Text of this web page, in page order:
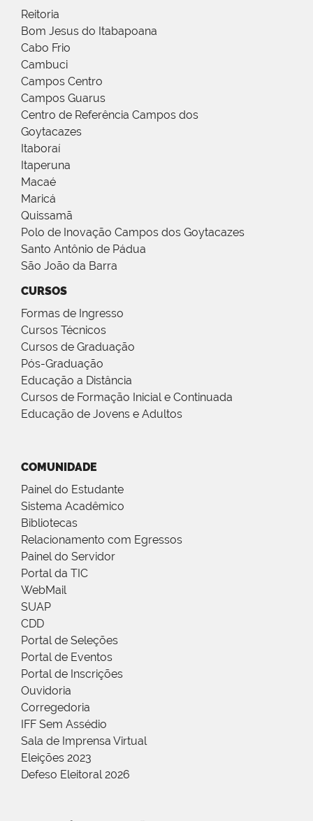
Reitoria
Bom Jesus do Itabapoana
Cabo Frio
Cambuci
Campos Centro
Campos Guarus
Centro de Referência Campos dos
Goytacazes
Itaboraí
Itaperuna
Macaé
Maricá
Quissamã
Polo de Inovação Campos dos Goytacazes
Santo Antônio de Pádua
São João da Barra
CURSOS
Formas de Ingresso
Cursos Técnicos
Cursos de Graduação
Pós-Graduação
Educação a Distância
Cursos de Formação Inicial e Continuada
Educação de Jovens e Adultos
COMUNIDADE
Painel do Estudante
Sistema Acadêmico
Bibliotecas
Relacionamento com Egressos
Painel do Servidor
Portal da TIC
WebMail
SUAP
CDD
Portal de Seleções
Portal de Eventos
Portal de Inscrições
Ouvidoria
Corregedoria
IFF Sem Assédio
Sala de Imprensa Virtual
Eleições 2023
Defeso Eleitoral 2026